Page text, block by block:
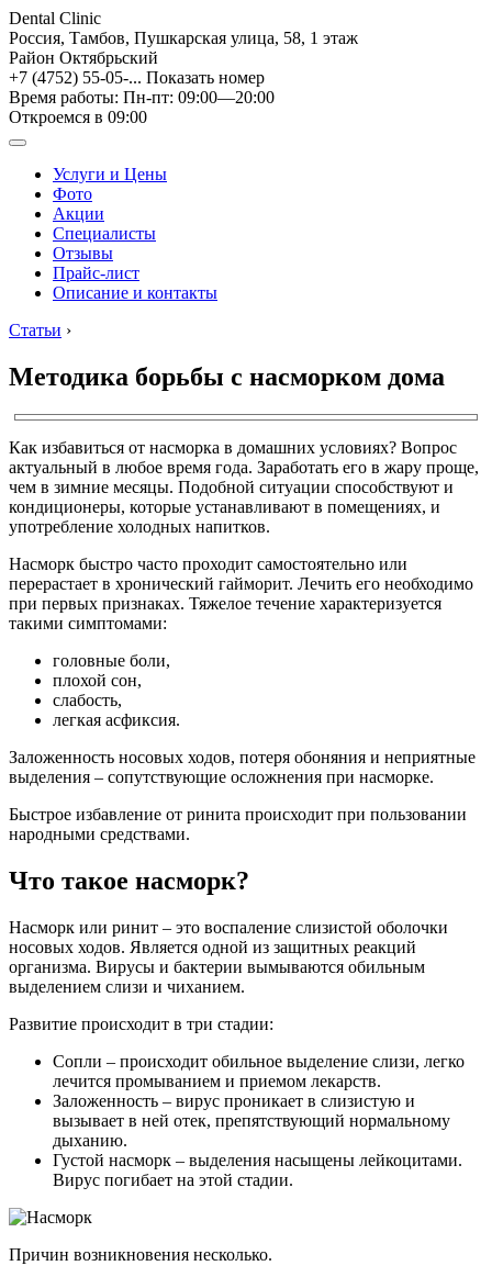
Dental Clinic
Россия, Тамбов, Пушкарская улица, 58, 1 этаж
Район Октябрьский
+7 (4752) 55-05-... Показать номер
Время работы: Пн-пт: 09:00—20:00
Откроемся в 09:00
Услуги и Цены
Фото
Акции
Специалисты
Отзывы
Прайс-лист
Описание и контакты
Статьи ›
Методика борьбы с насморком дома
Как избавиться от насморка в домашних условиях? Вопрос
актуальный в любое время года. Заработать его в жару проще,
чем в зимние месяцы. Подобной ситуации способствуют и
кондиционеры, которые устанавливают в помещениях, и
употребление холодных напитков.
Насморк быстро часто проходит самостоятельно или
перерастает в хронический гайморит. Лечить его необходимо
при первых признаках. Тяжелое течение характеризуется
такими симптомами:
головные боли,
плохой сон,
слабость,
легкая асфиксия.
Заложенность носовых ходов, потеря обоняния и неприятные
выделения – сопутствующие осложнения при насморке.
Быстрое избавление от ринита происходит при пользовании
народными средствами.
Что такое насморк?
Насморк или ринит – это воспаление слизистой оболочки
носовых ходов. Является одной из защитных реакций
организма. Вирусы и бактерии вымываются обильным
выделением слизи и чиханием.
Развитие происходит в три стадии:
Сопли – происходит обильное выделение слизи, легко
лечится промыванием и приемом лекарств.
Заложенность – вирус проникает в слизистую и
вызывает в ней отек, препятствующий нормальному
дыханию.
Густой насморк – выделения насыщены лейкоцитами.
Вирус погибает на этой стадии.
Причин возникновения несколько.